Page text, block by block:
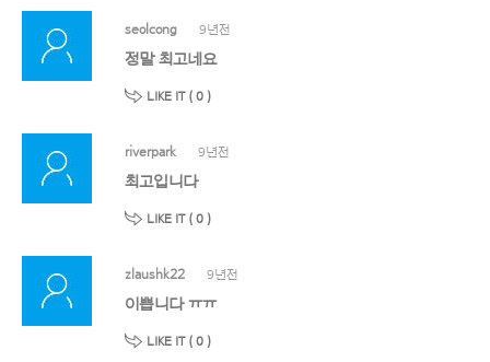
seolcong 9년전
정말 최고네요
LIKE IT ( 0 )
riverpark 9년전
최고입니다
LIKE IT ( 0 )
zlaushk22 9년전
이쁩니다 ㅠㅠ
LIKE IT ( 0 )